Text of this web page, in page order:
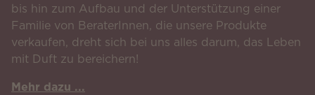
bis hin zum Aufbau und der Unterstützung einer
Familie von BeraterInnen, die unsere Produkte
verkaufen, dreht sich bei uns alles darum, das Leben
mit Duft zu bereichern!
Mehr dazu ...